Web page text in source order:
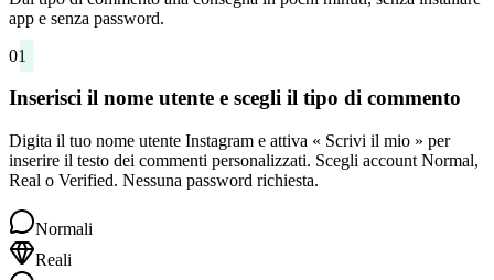
app e senza password.
01
Inserisci il nome utente e scegli il tipo di commento
Digita il tuo nome utente Instagram e attiva « Scrivi il mio » per
inserire il testo dei commenti personalizzati. Scegli account Normal,
Real o Verified. Nessuna password richiesta.
Normali
Reali